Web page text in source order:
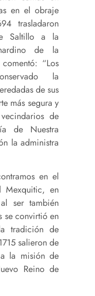
en el obraje
trasladaron
Saltillo a la
de la
“Los
la
de sus
más segura y
de
de Nuestra
la administra
en el
Mexquitic, en
ser también
se convirtió en
tradición de
salieron de
la misión de
Reino de